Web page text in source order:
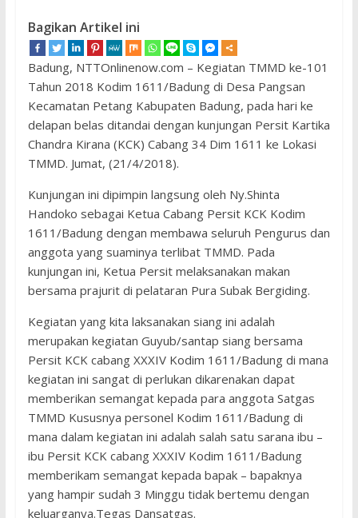
Bagikan Artikel ini
Badung, NTTOnlinenow.com – Kegiatan TMMD ke-101
Tahun 2018 Kodim 1611/Badung di Desa Pangsan
Kecamatan Petang Kabupaten Badung, pada hari ke
delapan belas ditandai dengan kunjungan Persit Kartika
Chandra Kirana (KCK) Cabang 34 Dim 1611 ke Lokasi
TMMD. Jumat, (21/4/2018).
Kunjungan ini dipimpin langsung oleh Ny.Shinta
Handoko sebagai Ketua Cabang Persit KCK Kodim
1611/Badung dengan membawa seluruh Pengurus dan
anggota yang suaminya terlibat TMMD. Pada
kunjungan ini, Ketua Persit melaksanakan makan
bersama prajurit di pelataran Pura Subak Bergiding.
Kegiatan yang kita laksanakan siang ini adalah
merupakan kegiatan Guyub/santap siang bersama
Persit KCK cabang XXXIV Kodim 1611/Badung di mana
kegiatan ini sangat di perlukan dikarenakan dapat
memberikan semangat kepada para anggota Satgas
TMMD Kususnya personel Kodim 1611/Badung di
mana dalam kegiatan ini adalah salah satu sarana ibu –
ibu Persit KCK cabang XXXIV Kodim 1611/Badung
memberikam semangat kepada bapak – bapaknya
yang hampir sudah 3 Minggu tidak bertemu dengan
keluarganya.Tegas Dansatgas.